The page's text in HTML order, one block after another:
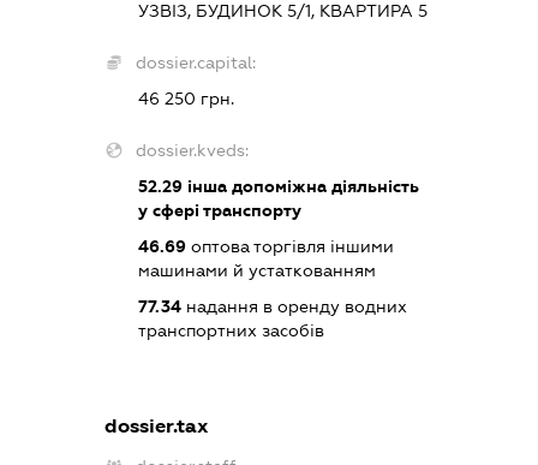
УЗВІЗ, БУДИНОК 5/1, КВАРТИРА 5
dossier.capital:
46 250 грн.
dossier.kveds:
52.29 інша допоміжна діяльність
у сфері транспорту
46.69 оптова торгівля іншими
машинами й устаткованням
77.34 надання в оренду водних
транспортних засобів
dossier.tax